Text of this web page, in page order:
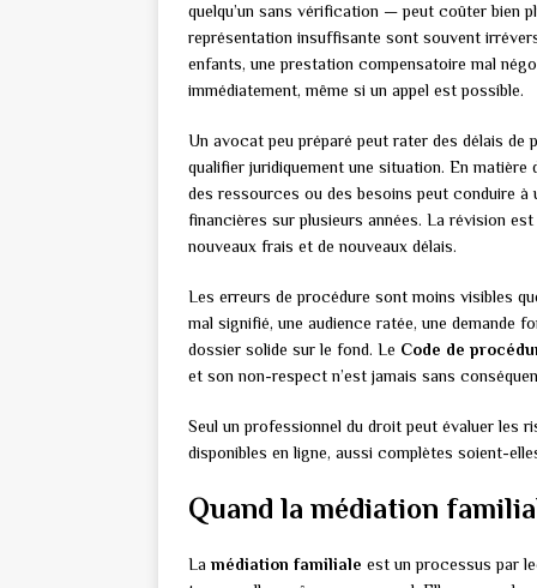
quelqu’un sans vérification — peut coûter bien
représentation insuffisante sont souvent
enfants, une prestation compensatoire mal
immédiatement, même si un appel est possible.
Un avocat peu préparé peut rater des délais
qualifier juridiquement une situation. En matière
des ressources ou des besoins peut conduire
financières sur plusieurs années. La révision
nouveaux frais et de nouveaux délais.
Les erreurs de procédure sont moins visibles
mal signifié, une audience ratée, une demande
dossier solide sur le fond. Le Code de
et son non-respect n’est jamais sans
Seul un professionnel du droit peut évaluer les
disponibles en ligne, aussi complètes soient-
Quand la médiation
La médiation familiale est un processus par